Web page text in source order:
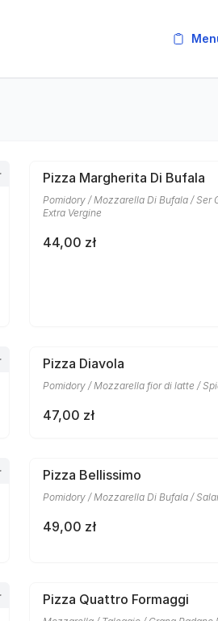
Pizza Margherita Di Bufala
Pomidory / Mozzarella Di Bufala / Ser
Extra Vergine
44,00 zł
Pizza Diavola
Pomidory / Mozzarella fior di latte /
47,00 zł
Pizza Bellissimo
Pomidory / Mozzarella Di Bufala /
49,00 zł
Pizza Quattro Formaggi